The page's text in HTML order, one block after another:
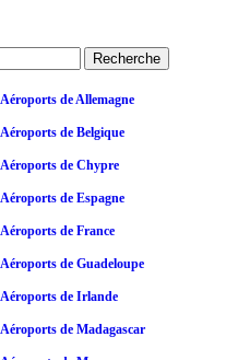
Aéroports de Allemagne
Aéroports de Belgique
Aéroports de Chypre
Aéroports de Espagne
Aéroports de France
Aéroports de Guadeloupe
Aéroports de Irlande
Aéroports de Madagascar